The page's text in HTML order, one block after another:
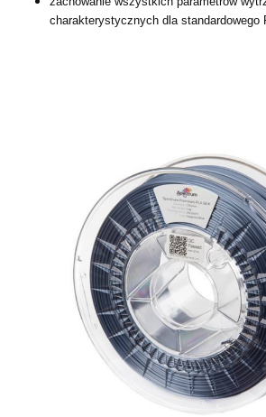
charakterystycznych dla standardowego